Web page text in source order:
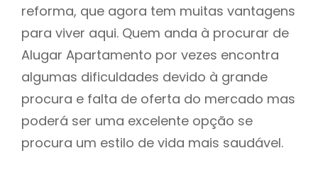
reforma, que agora tem muitas vantagens
para viver aqui. Quem anda à procurar de
Alugar Apartamento por vezes encontra
algumas dificuldades devido à grande
procura e falta de oferta do mercado mas
poderá ser uma excelente opção se
procura um estilo de vida mais saudável.